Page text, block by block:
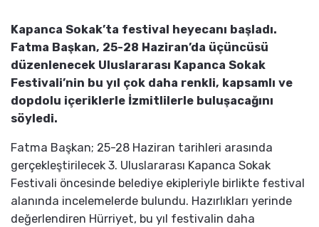
Kapanca Sokak’ta festival heyecanı başladı.
Fatma Başkan, 25-28 Haziran’da üçüncüsü
düzenlenecek Uluslararası Kapanca Sokak
Festivali’nin bu yıl çok daha renkli, kapsamlı ve
dopdolu içeriklerle İzmitlilerle buluşacağını
söyledi.
Fatma Başkan; 25-28 Haziran tarihleri arasında
gerçekleştirilecek 3. Uluslararası Kapanca Sokak
Festivali öncesinde belediye ekipleriyle birlikte festival
alanında incelemelerde bulundu. Hazırlıkları yerinde
değerlendiren Hürriyet, bu yıl festivalin daha